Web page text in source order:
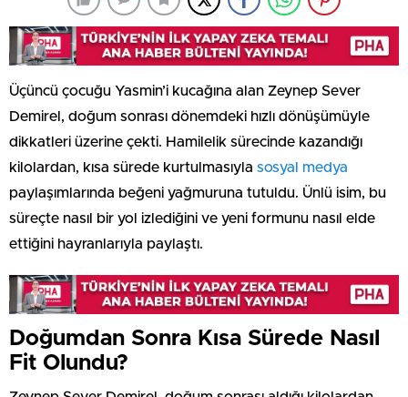
Üçüncü çocuğu Yasmin’i kucağına alan Zeynep Sever
Demirel, doğum sonrası dönemdeki hızlı dönüşümüyle
dikkatleri üzerine çekti. Hamilelik sürecinde kazandığı
kilolardan, kısa sürede kurtulmasıyla sosyal medya
paylaşımlarında beğeni yağmuruna tutuldu. Ünlü isim, bu
süreçte nasıl bir yol izlediğini ve yeni formunu nasıl elde
ettiğini hayranlarıyla paylaştı.
Doğumdan Sonra Kısa Sürede Nasıl
Fit Olundu?